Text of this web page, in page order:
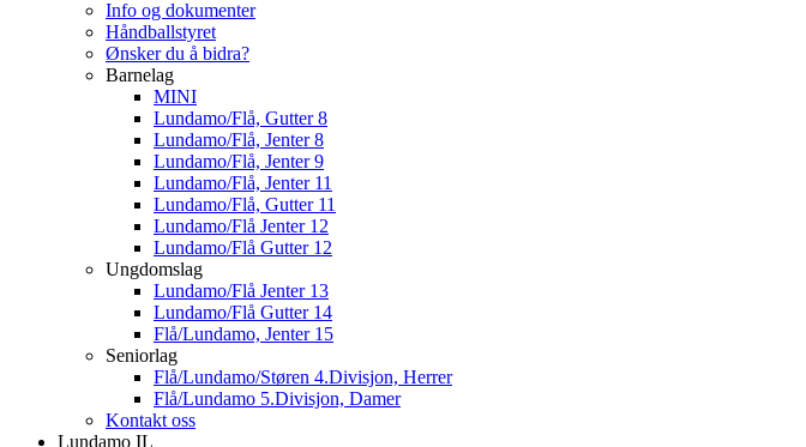
Info og dokumenter
Håndballstyret
Ønsker du å bidra?
Barnelag
MINI
Lundamo/Flå, Gutter 8
Lundamo/Flå, Jenter 8
Lundamo/Flå, Jenter 9
Lundamo/Flå, Jenter 11
Lundamo/Flå, Gutter 11
Lundamo/Flå Jenter 12
Lundamo/Flå Gutter 12
Ungdomslag
Lundamo/Flå Jenter 13
Lundamo/Flå Gutter 14
Flå/Lundamo, Jenter 15
Seniorlag
Flå/Lundamo/Støren 4.Divisjon, Herrer
Flå/Lundamo 5.Divisjon, Damer
Kontakt oss
Lundamo IL